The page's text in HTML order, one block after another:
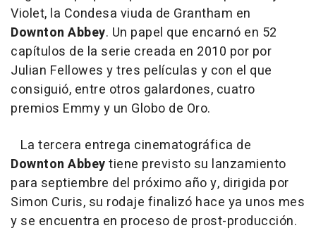
Violet, la Condesa viuda de Grantham en
Downton Abbey. Un papel que encarnó en 52
capítulos de la serie creada en 2010 por por
Julian Fellowes y tres películas y con el que
consiguió, entre otros galardones, cuatro
premios Emmy y un Globo de Oro.
La tercera entrega cinematográfica de
Downton Abbeytiene previsto su lanzamiento
para septiembre del próximo año y, dirigida por
Simon Curis, su rodaje finalizó hace ya unos mes
y se encuentra en proceso de prost-producción.